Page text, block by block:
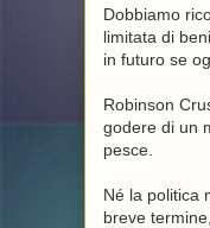
Dobbiamo
limitata di
in futuro se
Robinson
godere di un
pesce.
Né la politica
breve